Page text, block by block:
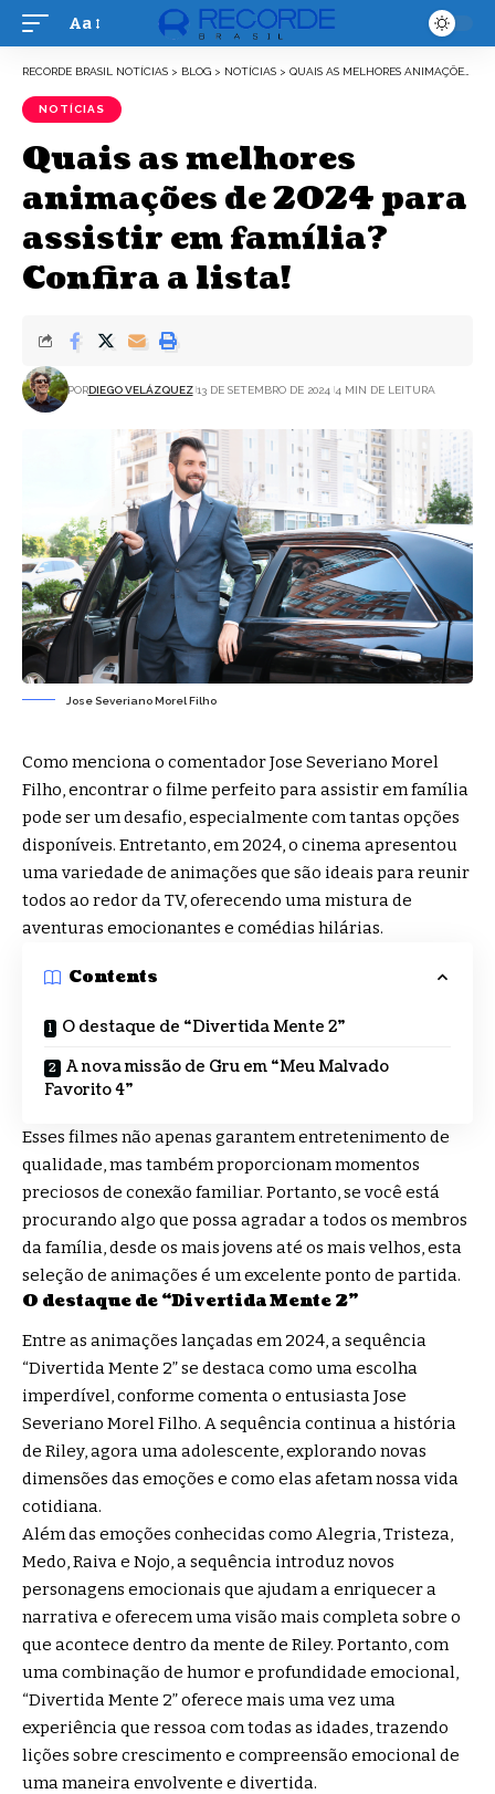
Font
Aa
RECORDE BRASIL NOTÍCIAS > BLOG > NOTÍCIAS > QUAIS AS MELHORES ANIMAÇÕES DE 2024 PARA ASSISTIR EM FAMÍLIA? CONFIRA A LISTA!
NOTÍCIAS
Quais as melhores
animações de 2024 para
assistir em família?
Confira a lista!
PORDIEGO VELÁZQUEZ 13 DE SETEMBRO DE 2024 4 MIN DE LEITURA
Jose Severiano Morel Filho
Como menciona o comentador Jose Severiano Morel
Filho, encontrar o filme perfeito para assistir em família
pode ser um desafio, especialmente com tantas opções
disponíveis. Entretanto, em 2024, o cinema apresentou
uma variedade de animações que são ideais para reunir
todos ao redor da TV, oferecendo uma mistura de
aventuras emocionantes e comédias hilárias.
Contents
O destaque de “Divertida Mente 2”
A nova missão de Gru em “Meu Malvado
Favorito 4”
Esses filmes não apenas garantem entretenimento de
qualidade, mas também proporcionam momentos
preciosos de conexão familiar. Portanto, se você está
procurando algo que possa agradar a todos os membros
da família, desde os mais jovens até os mais velhos, esta
seleção de animações é um excelente ponto de partida.
O destaque de “Divertida Mente 2”
Entre as animações lançadas em 2024, a sequência
“Divertida Mente 2” se destaca como uma escolha
imperdível, conforme comenta o entusiasta Jose
Severiano Morel Filho. A sequência continua a história
de Riley, agora uma adolescente, explorando novas
dimensões das emoções e como elas afetam nossa vida
cotidiana.
Além das emoções conhecidas como Alegria, Tristeza,
Medo, Raiva e Nojo, a sequência introduz novos
personagens emocionais que ajudam a enriquecer a
narrativa e oferecem uma visão mais completa sobre o
que acontece dentro da mente de Riley. Portanto, com
uma combinação de humor e profundidade emocional,
“Divertida Mente 2” oferece mais uma vez uma
experiência que ressoa com todas as idades, trazendo
lições sobre crescimento e compreensão emocional de
uma maneira envolvente e divertida.